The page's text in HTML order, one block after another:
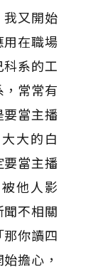
又開始
在職場
系的工
常常有
當主播
大的白
當主播
他人影
不相關
你讀四
擔心，